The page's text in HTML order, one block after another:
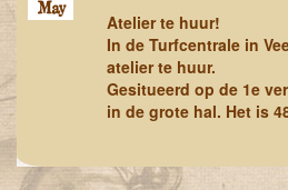
May
Atelier te huur!
In de Turfcentrale in
atelier te huur.
Gesitueerd op de 1e
in de grote hal. Het is